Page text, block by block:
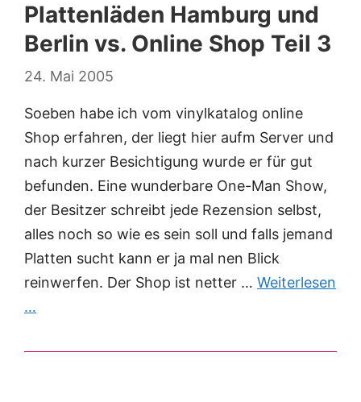
Plattenläden Hamburg und
Berlin vs. Online Shop Teil 3
24. Mai 2005
Soeben habe ich vom vinylkatalog online
Shop erfahren, der liegt hier aufm Server und
nach kurzer Besichtigung wurde er für gut
befunden. Eine wunderbare One-Man Show,
der Besitzer schreibt jede Rezension selbst,
alles noch so wie es sein soll und falls jemand
Platten sucht kann er ja mal nen Blick
reinwerfen. Der Shop ist netter … Weiterlesen
…